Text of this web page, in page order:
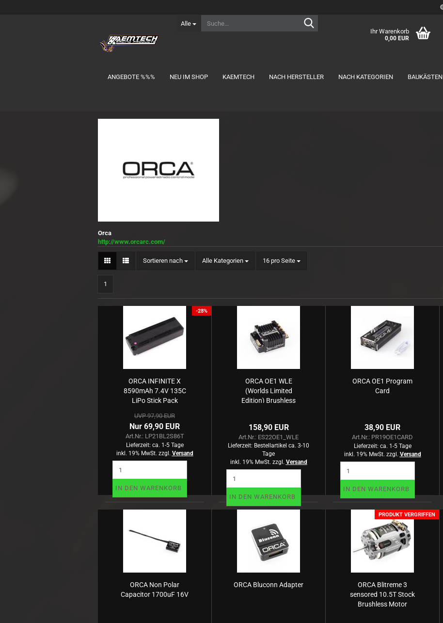
Alle
Ihr Warenkorb
0,00 EUR
ANGEBOTE %%% NEU IM SHOP KAEMTECH NACH HERSTELLER NACH KATEGORIEN BAUKÄSTEN
Losi/TLR
Sworkz
Team Associated
Team Durango
Yokomo
Orca
http://www.orcarc.com/
Sortieren nach
Sortieren nach Alle Kategorien 16 pro Seite
pro Seite
1
-28%
ORCA INFINITE X
8590mAh 7.4V 135C
LiPo Stick Pack
UVP 97,90 EUR
Nur 69,90 EUR
Art.Nr.: LP21BL2S86T
Lieferzeit: ca. 1-5 Tage
inkl. 19% MwSt. zzgl. Versand
IN DEN WARENKORB
ORCA OE1 WLE
(Worlds Limited
Edition) Brushless
158,90 EUR
Art.Nr.: ES22OE1_WLE
Lieferzeit: Bestellartikel ca. 3-10
Tage
inkl. 19% MwSt. zzgl. Versand
IN DEN WARENKORB
ORCA OE1 Program
Card
38,90 EUR
Art.Nr.: PR19OE1CARD
Lieferzeit: ca. 1-5 Tage
inkl. 19% MwSt. zzgl. Versand
IN DEN WARENKORB
ORCA Non Polar
Capacitor 1700uF 16V
ORCA Bluconn Adapter
PRODUKT VERGRIFFEN
ORCA Blitreme 3
sensored 10.5T Stock
Brushless Motor